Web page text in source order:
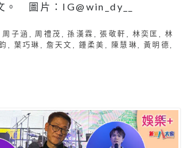
。 圖片：IG@win_dy__
周子涵 ,周禮茂 ,孫漢霖 ,張敬軒 , 林奕匡 , 林
, 葉巧琳 , 詹天文 , 鍾柔美 , 陳慧琳, 黃明德,